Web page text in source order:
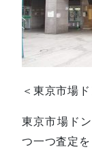
＜東京市場
東京市場ド
つ一つ査定を